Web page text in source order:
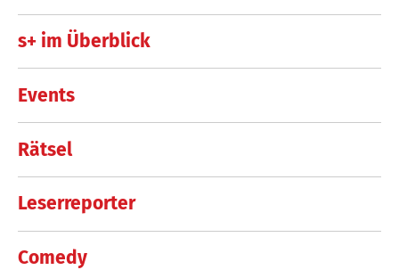
s+ im Überblick
Events
Rätsel
Leserreporter
Comedy